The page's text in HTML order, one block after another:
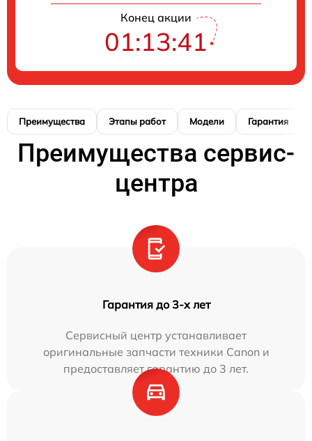
Конец акции
01:13:40
Преимущества Этапы работ Модели Гарантия
Преимущества сервис-
центра
Гарантия до 3-х лет
Сервисный центр устанавливает
оригинальные запчасти техники Canon и
предоставляет гарантию до 3 лет.